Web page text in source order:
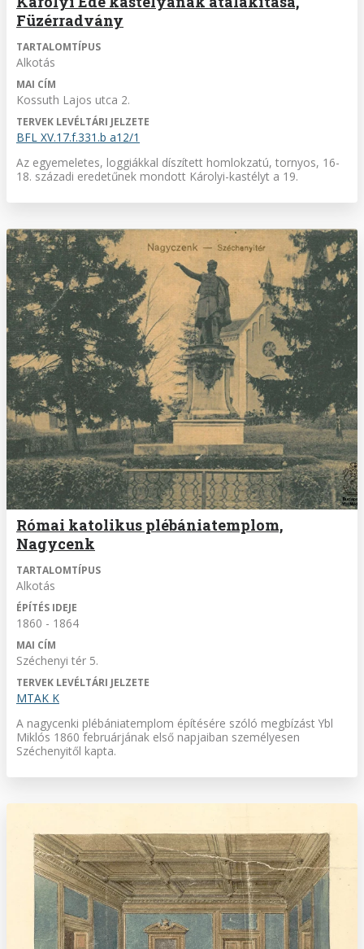
Füzérradvány
TARTALOMTÍPUS
Alkotás
MAI CÍM
Kossuth Lajos utca 2.
TERVEK LEVÉLTÁRI JELZETE
BFL XV.17.f.331.b a12/1
Az egyemeletes, loggiákkal díszített homlokzatú, tornyos, 16-
18. századi eredetűnek mondott Károlyi-kastélyt a 19.
Római katolikus plébániatemplom,
Nagycenk
TARTALOMTÍPUS
Alkotás
ÉPÍTÉS IDEJE
1860 - 1864
MAI CÍM
Széchenyi tér 5.
TERVEK LEVÉLTÁRI JELZETE
MTAK K
A nagycenki plébániatemplom építésére szóló megbízást Ybl
Miklós 1860 februárjának első napjaiban személyesen
Széchenyitől kapta.